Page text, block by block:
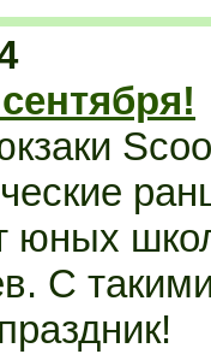
юных
С